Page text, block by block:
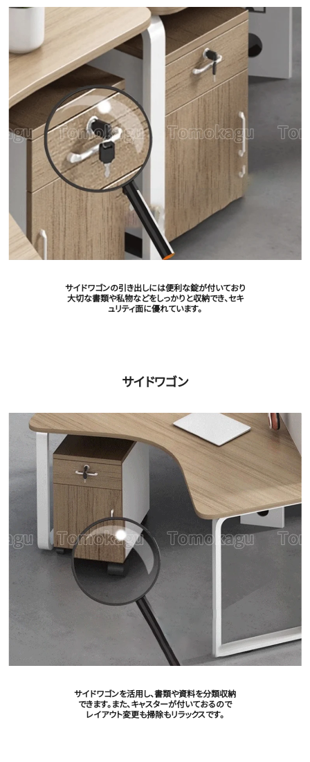
サイドワゴンの引き出しには便利な錠が付いており
大切な書類や私物などをしっかりと収納でき、セキ
ュリティ面に優れています。
サイドワゴン
サイドワゴンを活用し、書類や資料を分類収納
できます。また、キャスターが付いておるので
レイアウト変更も掃除もリラックスです。